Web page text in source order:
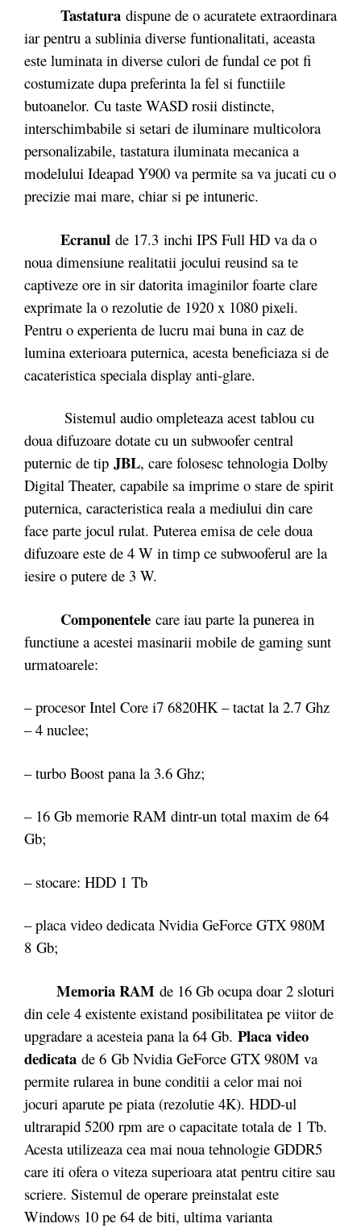
Tastatura dispune de o acuratete extraordinara
iar pentru a sublinia diverse funtionalitati, aceasta
este luminata in diverse culori de fundal ce pot fi
costumizate dupa preferinta la fel si functiile
butoanelor. Cu taste WASD rosii distincte,
interschimbabile si setari de iluminare multicolora
personalizabile, tastatura iluminata mecanica a
modelului Ideapad Y900 va permite sa va jucati cu o
precizie mai mare, chiar si pe intuneric.
Ecranul de 17.3 inchi IPS Full HD va da o
noua dimensiune realitatii jocului reusind sa te
captiveze ore in sir datorita imaginilor foarte clare
exprimate la o rezolutie de 1920 x 1080 pixeli.
Pentru o experienta de lucru mai buna in caz de
lumina exterioara puternica, acesta beneficiaza si de
cacateristica speciala display anti-glare.
Sistemul audio ompleteaza acest tablou cu
doua difuzoare dotate cu un subwoofer central
puternic de tip JBL, care folosesc tehnologia Dolby
Digital Theater, capabile sa imprime o stare de spirit
puternica, caracteristica reala a mediului din care
face parte jocul rulat. Puterea emisa de cele doua
difuzoare este de 4 W in timp ce subwooferul are la
iesire o putere de 3 W.
Componentele care iau parte la punerea in
functiune a acestei masinarii mobile de gaming sunt
urmatoarele:
– procesor Intel Core i7 6820HK – tactat la 2.7 Ghz
– 4 nuclee;
– turbo Boost pana la 3.6 Ghz;
– 16 Gb memorie RAM dintr-un total maxim de 64
Gb;
– stocare: HDD 1 Tb
– placa video dedicata Nvidia GeForce GTX 980M
8 Gb;
Memoria RAM de 16 Gb ocupa doar 2 sloturi
din cele 4 existente existand posibilitatea pe viitor de
upgradare a acesteia pana la 64 Gb. Placa video
dedicata de 6 Gb Nvidia GeForce GTX 980M va
permite rularea in bune conditii a celor mai noi
jocuri aparute pe piata (rezolutie 4K). HDD-ul
ultrarapid 5200 rpm are o capacitate totala de 1 Tb.
Acesta utilizeaza cea mai noua tehnologie GDDR5
care iti ofera o viteza superioara atat pentru citire sau
scriere. Sistemul de operare preinstalat este
Windows 10 pe 64 de biti, ultima varianta